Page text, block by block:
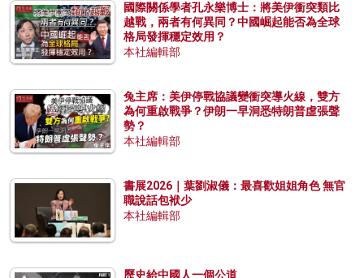
國際關係學者孔永樂博士：將美伊衝突類比
越戰，兩者有何異同？中國崛起能否為全球
格局發揮穩定效用？
本社編輯部
兔主席：美伊停戰協議變衝突導火線，雙方
為何重啟戰爭？伊朗一早洞悉特朗普虛張聲
勢？
本社編輯部
書展2026｜葉劉淑儀：最喜歡姐姐角色 無官
職說話包袱少
本社編輯部
歷史給中國人一個公道